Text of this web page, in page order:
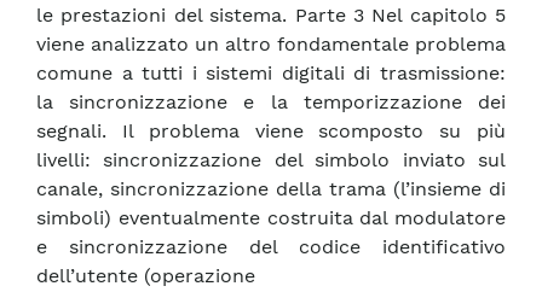
le prestazioni del sistema. Parte 3 Nel capitolo 5
viene analizzato un altro fondamentale problema
comune a tutti i sistemi digitali di trasmissione:
la sincronizzazione e la temporizzazione dei
segnali. Il problema viene scomposto su più
livelli: sincronizzazione del simbolo inviato sul
canale, sincronizzazione della trama (l’insieme di
simboli) eventualmente costruita dal modulatore
e sincronizzazione del codice identificativo
dell’utente (operazione